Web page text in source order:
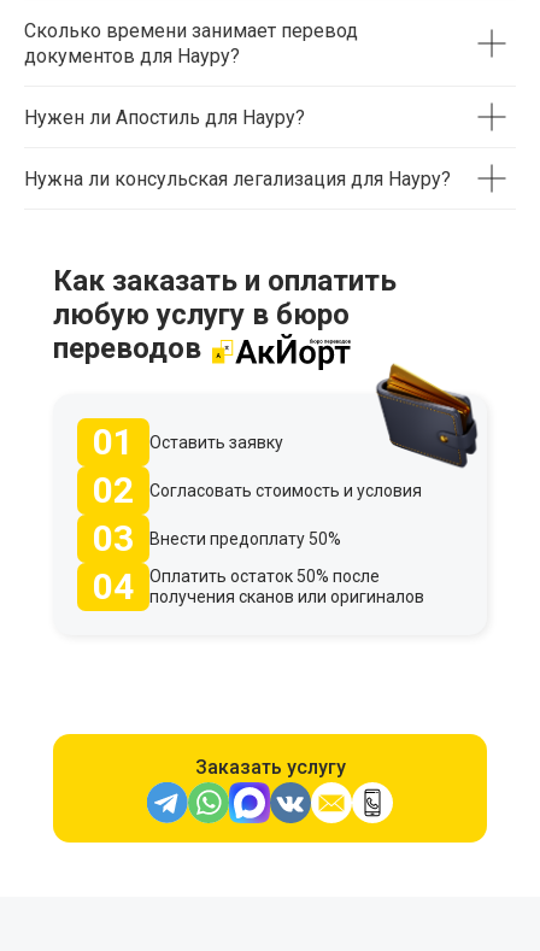
Сколько времени занимает перевод
документов для Науру?
Нужен ли Апостиль для Науру?
Нужна ли консульская легализация для Науру?
Как заказать и оплатить
любую услугу в бюро
переводов
01 Оставить заявку
02 Согласовать стоимость и условия
03 Внести предоплату 50%
04
Оплатить остаток 50% после
получения сканов или оригиналов
Заказать услугу